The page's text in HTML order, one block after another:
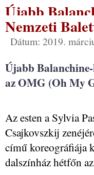
Újabb
Nemzeti
Dátum: 2019.
Újabb
az OMG (Oh My
Az esten a Sylvia
Csajkovszkij
című koreográfiája
dalszínház hétfőn